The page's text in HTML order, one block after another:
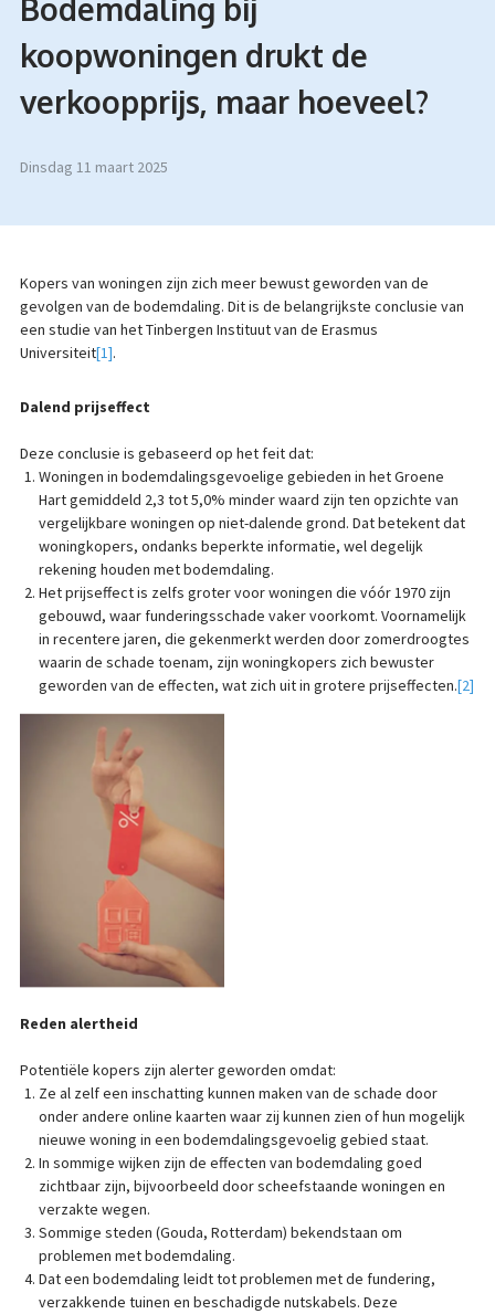
Bodemdaling bij
koopwoningen drukt de
verkoopprijs, maar hoeveel?
dinsdag 11 maart 2025
Kopers van woningen zijn zich meer bewust geworden van de
gevolgen van de bodemdaling. Dit is de belangrijkste conclusie van
een studie van het Tinbergen Instituut van de Erasmus
Universiteit[1].
Dalend prijseffect
Deze conclusie is gebaseerd op het feit dat:
Woningen in bodemdalingsgevoelige gebieden in het Groene
Hart gemiddeld 2,3 tot 5,0% minder waard zijn ten opzichte van
vergelijkbare woningen op niet-dalende grond. Dat betekent dat
woningkopers, ondanks beperkte informatie, wel degelijk
rekening houden met bodemdaling.
Het prijseffect is zelfs groter voor woningen die vóór 1970 zijn
gebouwd, waar funderingsschade vaker voorkomt. Voornamelijk
in recentere jaren, die gekenmerkt werden door zomerdroogtes
waarin de schade toenam, zijn woningkopers zich bewuster
geworden van de effecten, wat zich uit in grotere prijseffecten.[2]
Reden alertheid
Potentiële kopers zijn alerter geworden omdat:
Ze al zelf een inschatting kunnen maken van de schade door
onder andere online kaarten waar zij kunnen zien of hun mogelijk
nieuwe woning in een bodemdalingsgevoelig gebied staat.
In sommige wijken zijn de effecten van bodemdaling goed
zichtbaar zijn, bijvoorbeeld door scheefstaande woningen en
verzakte wegen.
Sommige steden (Gouda, Rotterdam) bekendstaan om
problemen met bodemdaling.
Dat een bodemdaling leidt tot problemen met de fundering,
verzakkende tuinen en beschadigde nutskabels. Deze